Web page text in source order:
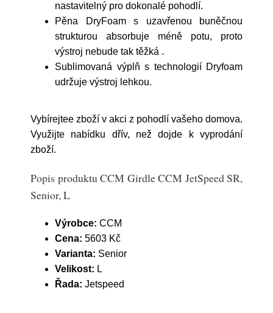
nastavitelný pro dokonalé pohodlí.
Pěna DryFoam s uzavřenou buněčnou
strukturou absorbuje méně potu, proto
výstroj nebude tak těžká .
Sublimovaná výplň s technologií Dryfoam
udržuje výstroj lehkou.
Vybírejtee zboží v akci z pohodlí vašeho domova.
Využijte nabídku dřív, než dojde k vyprodání
zboží.
Popis produktu CCM Girdle CCM JetSpeed SR,
Senior, L
Výrobce: CCM
Cena: 5603 Kč
Varianta: Senior
Velikost: L
Řada: Jetspeed